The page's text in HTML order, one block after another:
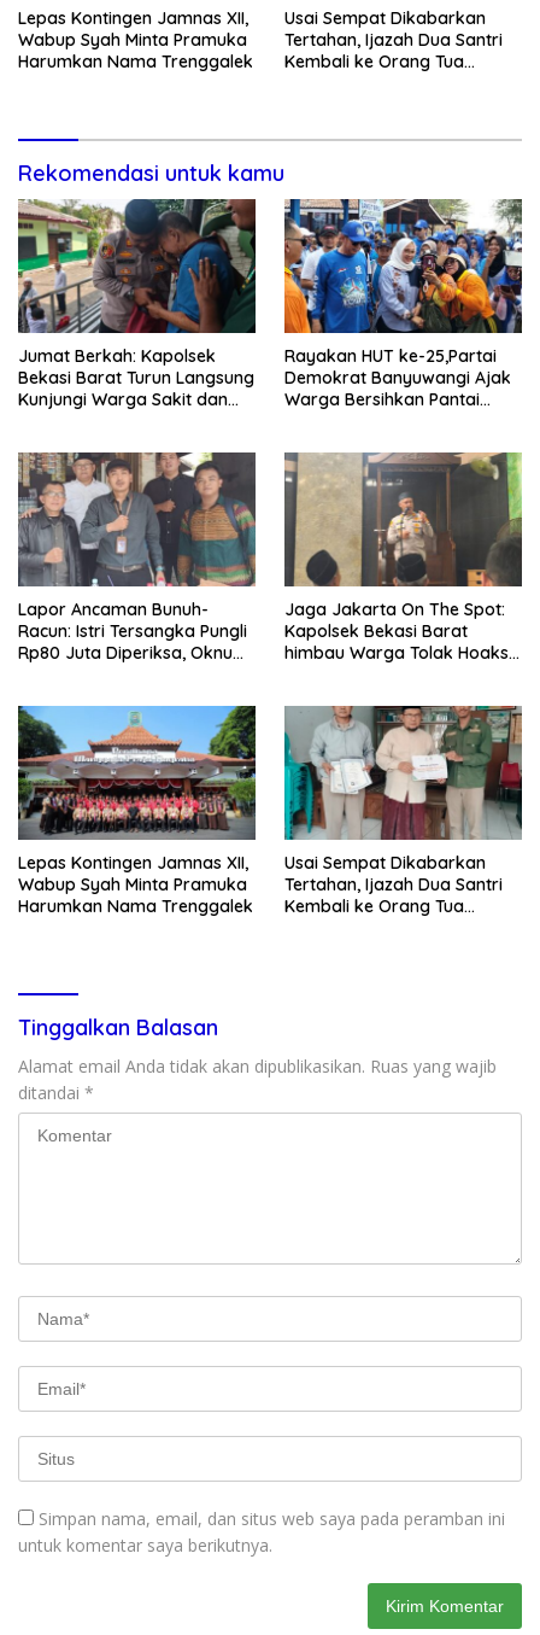
Lepas Kontingen Jamnas XII,
Wabup Syah Minta Pramuka
Harumkan Nama Trenggalek
Usai Sempat Dikabarkan
Tertahan, Ijazah Dua Santri
Kembali ke Orang Tua
Rekomendasi untuk kamu
Jumat Berkah: Kapolsek
Bekasi Barat Turun Langsung
Kunjungi Warga Sakit dan
Rayakan HUT ke-25,Partai
Demokrat Banyuwangi Ajak
Warga Bersihkan Pantai
Lapor Ancaman Bunuh-
Racun: Istri Tersangka Pungli
Rp80 Juta Diperiksa, Oknum
Jaga Jakarta On The Spot:
Kapolsek Bekasi Barat
himbau Warga Tolak Hoaks
Lepas Kontingen Jamnas XII,
Wabup Syah Minta Pramuka
Harumkan Nama Trenggalek
Usai Sempat Dikabarkan
Tertahan, Ijazah Dua Santri
Kembali ke Orang Tua
Tinggalkan Balasan
Alamat email Anda tidak akan dipublikasikan. Ruas yang wajib
ditandai *
Simpan nama, email, dan situs web saya pada peramban ini
untuk komentar saya berikutnya.